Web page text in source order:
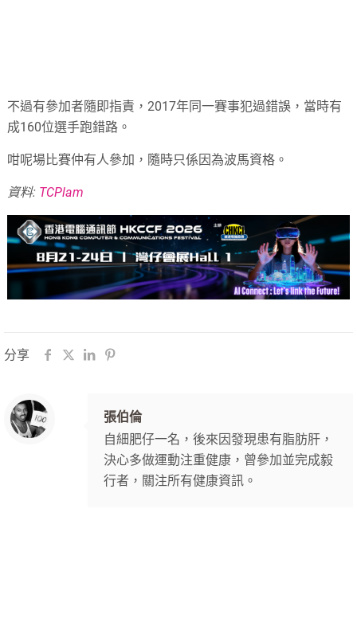
不過有參加者隨即指責，2017年同一賽事犯過錯誤，當時有
成160位選手跑錯路。
咁呢場比賽仲有人參加，隨時只係因為波馬資格。
資料: TCPlam
分享
張伯倫
自細肥仔一名，後來因發現患有脂肪肝，
決心多做運動注重健康，曾參加並完成毅
行者，關注所有健康資訊。